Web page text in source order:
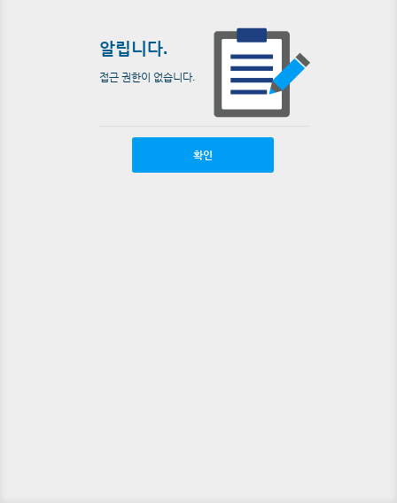
알립니다.
접근 권한이 없습니다.